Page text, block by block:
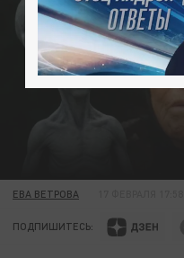
ЕВА ВЕТРОВА
ПОДПИШИТЕСЬ: